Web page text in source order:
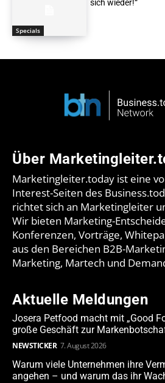
Specials
sich wieder!“
Über
Marketingleiter.today ist eine
Interest-Seiten des
richtet sich an Marketingleiter
Wir bieten Marketing-
Konferenzen, Vorträge,
aus den Bereichen B2B-
Marketing, Martech und
Aktuelle Meldungen
Josera Petfood macht mit „Good
große Geschäft zur
NEWSTICKER 7. August 2026
Warum viele Unternehmen ihre
angehen – und warum das ihr